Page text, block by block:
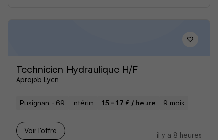
Technicien Hydraulique H/F
Aprojob Lyon
Pusignan - 69 Intérim 15 - 17 € / heure 9 mois
Voir l’offre
il y a 8 heures